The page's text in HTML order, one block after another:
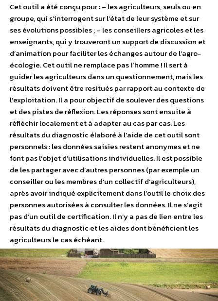
Cet outil a été conçu pour : – les agriculteurs, seuls ou en
groupe, qui s’interrogent sur l’état de leur système et sur
ses évolutions possibles ; – les conseillers agricoles et les
enseignants, qui y trouveront un support de discussion et
d’animation pour faciliter les échanges autour de l’agro-
écologie. Cet outil ne remplace pas l’homme ! Il sert à
guider les agriculteurs dans un questionnement, mais les
résultats doivent être resitués par rapport au contexte de
l’exploitation. Il a pour objectif de soulever des questions
et des pistes de réflexion. Les réponses sont ensuite à
réfléchir localement et à adapter au cas par cas. Les
résultats du diagnostic élaboré à l’aide de cet outil sont
personnels : les données saisies restent anonymes et ne
font pas l’objet d’utilisations individuelles. Il est possible
de les partager avec d’autres personnes (par exemple un
conseiller ou les membres d’un collectif d’agriculteurs),
après avoir indiqué explicitement dans l’outil le choix des
personnes autorisées à consulter les données. Il ne s’agit
pas d’un outil de certification. Il n’y a pas de lien entre les
résultats du diagnostic et les aides dont bénéficient les
agriculteurs le cas échéant.